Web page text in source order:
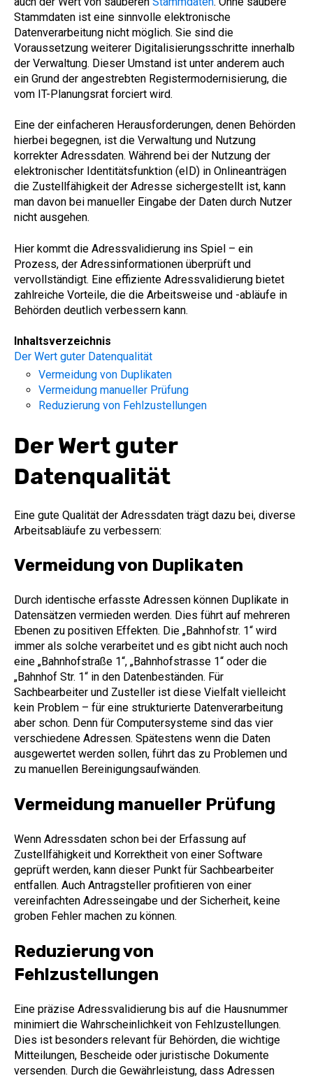
Stammdaten ist eine sinnvolle elektronische
Datenverarbeitung nicht möglich. Sie sind die
Voraussetzung weiterer Digitalisierungsschritte innerhalb
der Verwaltung. Dieser Umstand ist unter anderem auch
ein Grund der angestrebten Registermodernisierung, die
vom IT-Planungsrat forciert wird.
Eine der einfacheren Herausforderungen, denen Behörden
hierbei begegnen, ist die Verwaltung und Nutzung
korrekter Adressdaten. Während bei der Nutzung der
elektronischer Identitätsfunktion (eID) in Onlineanträgen
die Zustellfähigkeit der Adresse sichergestellt ist, kann
man davon bei manueller Eingabe der Daten durch Nutzer
nicht ausgehen.
Hier kommt die Adressvalidierung ins Spiel – ein
Prozess, der Adressinformationen überprüft und
vervollständigt. Eine effiziente Adressvalidierung bietet
zahlreiche Vorteile, die die Arbeitsweise und -abläufe in
Behörden deutlich verbessern kann.
Inhaltsverzeichnis
Der Wert guter Datenqualität
Vermeidung von Duplikaten
Vermeidung manueller Prüfung
Reduzierung von Fehlzustellungen
Der Wert guter
Datenqualität
Eine gute Qualität der Adressdaten trägt dazu bei, diverse
Arbeitsabläufe zu verbessern:
Vermeidung von Duplikaten
Durch identische erfasste Adressen können Duplikate in
Datensätzen vermieden werden. Dies führt auf mehreren
Ebenen zu positiven Effekten. Die „Bahnhofstr. 1“ wird
immer als solche verarbeitet und es gibt nicht auch noch
eine „Bahnhofstraße 1“, „Bahnhofstrasse 1“ oder die
„Bahnhof Str. 1“ in den Datenbeständen. Für
Sachbearbeiter und Zusteller ist diese Vielfalt vielleicht
kein Problem – für eine strukturierte Datenverarbeitung
aber schon. Denn für Computersysteme sind das vier
verschiedene Adressen. Spätestens wenn die Daten
ausgewertet werden sollen, führt das zu Problemen und
zu manuellen Bereinigungsaufwänden.
Vermeidung manueller Prüfung
Wenn Adressdaten schon bei der Erfassung auf
Zustellfähigkeit und Korrektheit von einer Software
geprüft werden, kann dieser Punkt für Sachbearbeiter
entfallen. Auch Antragsteller profitieren von einer
vereinfachten Adresseingabe und der Sicherheit, keine
groben Fehler machen zu können.
Reduzierung von
Fehlzustellungen
Eine präzise Adressvalidierung bis auf die Hausnummer
minimiert die Wahrscheinlichkeit von Fehlzustellungen.
Dies ist besonders relevant für Behörden, die wichtige
Mitteilungen, Bescheide oder juristische Dokumente
versenden. Durch die Gewährleistung, dass Adressen